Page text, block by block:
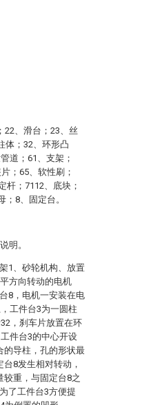
22、滑台；23、丝
体；32、环形凸
道；61、支架；
；65、软性刷；
杆；7112、底块；
8、固定台。
明。
1、砂轮机构、放置
方向转动的电机
8，电机一安装在电
工件台3为一圆柱
，刹车片放置在环
件台3的中心开设
的导柱，孔的形状最
8发生相对转动，
重，与固定台8之
了工件台3方便提